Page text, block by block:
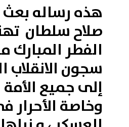
هذه رساله بعث
صلاح سلطان
الفطر المبارك
سجون
إلى جميع الأمة
وخاصة